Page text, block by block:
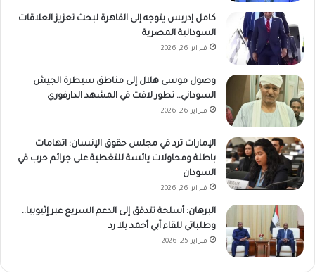
كامل إدريس يتوجه إلى القاهرة لبحث تعزيز العلاقات
السودانية المصرية
فبراير 26, 2026
وصول موسى هلال إلى مناطق سيطرة الجيش
السوداني.. تطور لافت في المشهد الدارفوري
فبراير 26, 2026
الإمارات ترد في مجلس حقوق الإنسان: اتهامات
باطلة ومحاولات يائسة للتغطية على جرائم حرب في
السودان
فبراير 26, 2026
البرهان: أسلحة تتدفق إلى الدعم السريع عبر إثيوبيا..
وطلباتي للقاء آبي أحمد بلا رد
فبراير 25, 2026